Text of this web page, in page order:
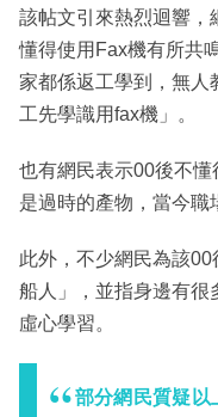
該帖文引來熱烈迴響，
懂得使用Fax機有所共
家都係返工學到，無人
工先學識用fax機」。
也有網民表示00後不
是過時的產物，當今職
此外，不少網民為該
船人」，並指身邊有很
虛心學習。
部分網民質疑以